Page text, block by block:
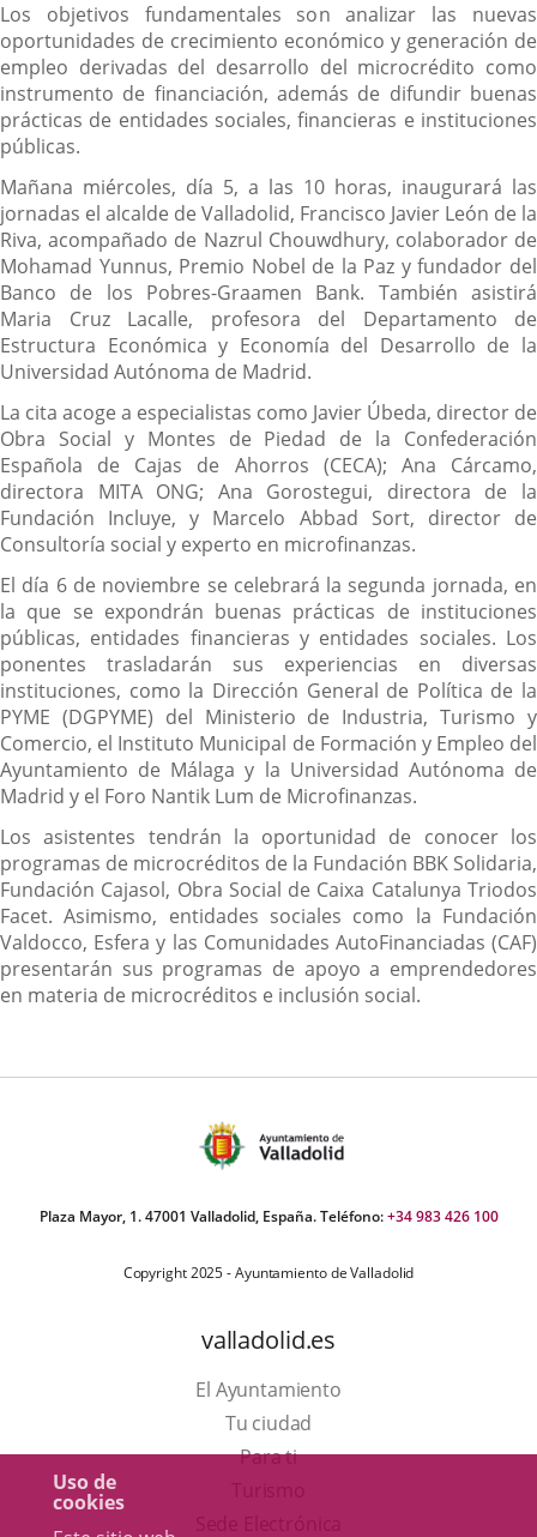
Uso de
cookies
Los objetivos fundamentales son analizar las nuevas
oportunidades de crecimiento económico y generación de
empleo derivadas del desarrollo del microcrédito como
instrumento de financiación, además de difundir buenas
prácticas de entidades sociales, financieras e instituciones
públicas.
Mañana miércoles, día 5, a las 10 horas, inaugurará las
jornadas el alcalde de Valladolid, Francisco Javier León de la
Riva, acompañado de Nazrul Chouwdhury, colaborador de
Mohamad Yunnus, Premio Nobel de la Paz y fundador del
Banco de los Pobres-Graamen Bank. También asistirá
Maria Cruz Lacalle, profesora del Departamento de
Estructura Económica y Economía del Desarrollo de la
Universidad Autónoma de Madrid.
La cita acoge a especialistas como Javier Úbeda, director de
Obra Social y Montes de Piedad de la Confederación
Española de Cajas de Ahorros (CECA); Ana Cárcamo,
directora MITA ONG; Ana Gorostegui, directora de la
Fundación Incluye, y Marcelo Abbad Sort, director de
Consultoría social y experto en microfinanzas.
El día 6 de noviembre se celebrará la segunda jornada, en
la que se expondrán buenas prácticas de instituciones
públicas, entidades financieras y entidades sociales. Los
ponentes trasladarán sus experiencias en diversas
instituciones, como la Dirección General de Política de la
PYME (DGPYME) del Ministerio de Industria, Turismo y
Comercio, el Instituto Municipal de Formación y Empleo del
Ayuntamiento de Málaga y la Universidad Autónoma de
Madrid y el Foro Nantik Lum de Microfinanzas.
Los asistentes tendrán la oportunidad de conocer los
programas de microcréditos de la Fundación BBK Solidaria,
Fundación Cajasol, Obra Social de Caixa Catalunya Triodos
Facet. Asimismo, entidades sociales como la Fundación
Valdocco, Esfera y las Comunidades AutoFinanciadas (CAF)
presentarán sus programas de apoyo a emprendedores
en materia de microcréditos e inclusión social.
Plaza Mayor, 1. 47001 Valladolid, España. Teléfono:+34 983 426 100
Copyright 2025 - Ayuntamiento de Valladolid
valladolid.es
El Ayuntamiento
Tu ciudad
Para ti